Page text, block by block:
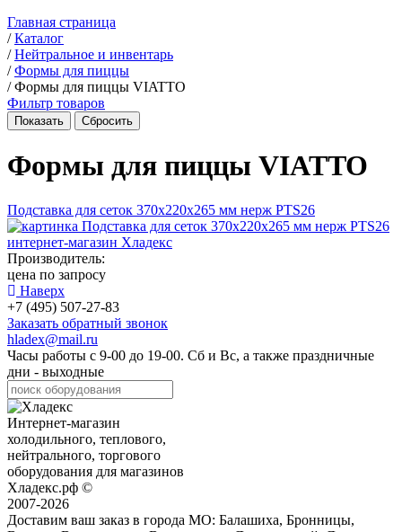
Главная страница
/Каталог
/Нейтральное и инвентарь
/Формы для пиццы
/Формы для пиццы VIATTO
Фильтр товаров
Формы для пиццы VIATTO
Подставка для сеток 370x220x265 мм нерж PTS26
Производитель:
цена по запросу
Наверх
+7 (495) 507-27-83
Заказать обратный звонок
hladex@mail.ru
Часы работы с 9-00 до 19-00. Сб и Вс, а также праздничные
дни - выходные
Интернет-магазин
холодильного, теплового,
нейтрального, торгового
оборудования для магазинов
Хладекс.рф ©
2007-2026
Доставим ваш заказ в города МО: Балашиха, Бронницы,